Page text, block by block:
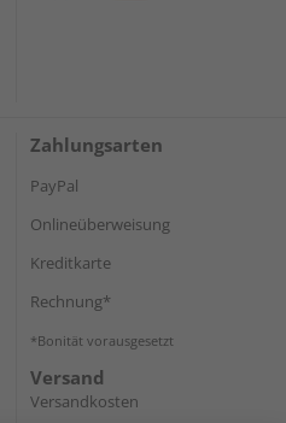
Zahlungsarten
PayPal
Onlineüberweisung
Kreditkarte
Rechnung*
*Bonität vorausgesetzt
Versand
Versandkosten